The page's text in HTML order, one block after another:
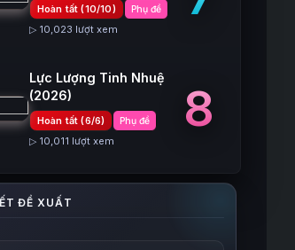
Hoàn tất (10/10) Phụ đề
▷ 10,023 lượt xem
Lực Lượng Tinh Nhuệ
(2026)
Hoàn tất (6/6) Phụ đề
▷ 10,011 lượt xem
8